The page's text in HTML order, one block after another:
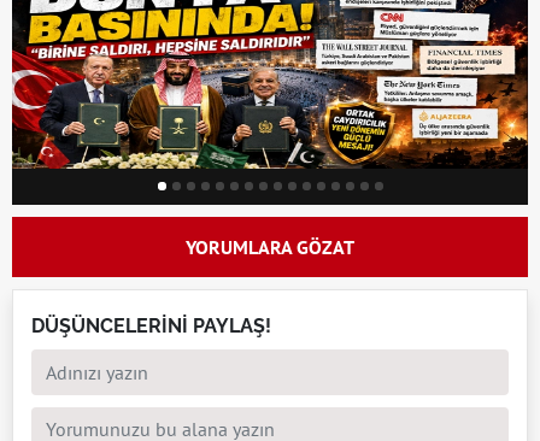
YORUMLARA GÖZAT
DÜŞÜNCELERİNİ PAYLAŞ!